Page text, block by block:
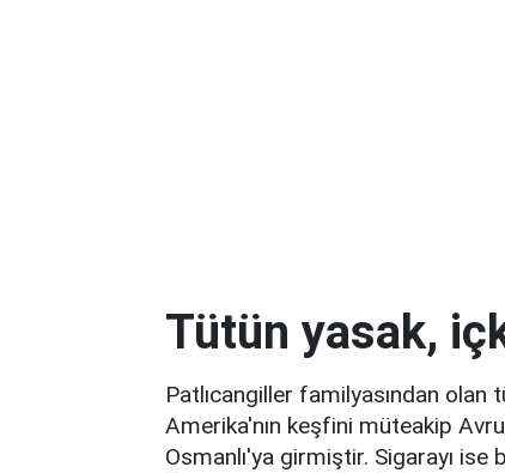
Tütün yasak,
Patlıcangiller familyasından
Amerika'nın keşfini müteakip
Osmanlı'ya girmiştir. Sigarayı ise